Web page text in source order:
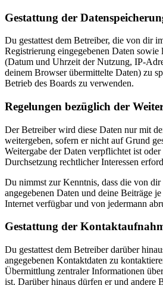
Gestattung der
Du gestattest dem Betreiber, die von dir
Registrierung eingegebenen Daten
(Datum und Uhrzeit der Nutzung, IP-
deinem Browser übermittelte Daten) zu
Betrieb des Boards zu verwenden.
Regelungen bezüglich der
Der Betreiber wird diese Daten nur mit
weitergeben, sofern er nicht auf Grund
Weitergabe der Daten verpflichtet ist
Durchsetzung rechtlicher Interessen
Du nimmst zur Kenntnis, dass die von
angegebenen Daten und deine Beiträge
Internet verfügbar und von jedermann
Gestattung der
Du gestattest dem Betreiber darüber
angegebenen Kontaktdaten zu
Übermittlung zentraler Informationen
ist. Darüber hinaus dürfen er und andere